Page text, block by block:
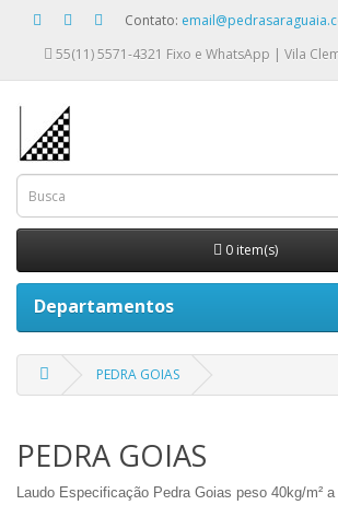
Contato:
55(11) 5571-4321 Fixo e WhatsApp | Vila
0 item(s)
Departamentos
PEDRA GOIAS
PEDRA GOIAS
Laudo Especificação Pedra Goias peso 40kg/m²